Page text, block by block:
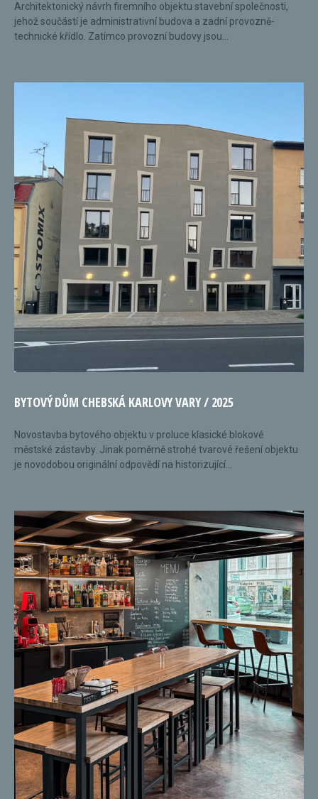
Architektonický návrh firemního objektu stavební společnosti,
jehož součástí je administrativní budova a zadní provozně-
technické křídlo. Zatímco provozní budovy jsou...
BYTOVÝ DŮM CHEBSKÁ KARLOVY VARY / 2025
Novostavba bytového objektu v proluce klasické blokové
městské zástavby. Jinak poměrně strohé tvarové řešení objektu
je novodobou originální odpovědí na historizující...